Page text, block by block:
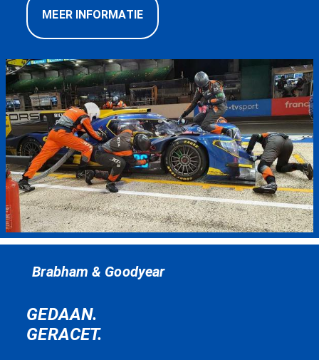
MEER INFORMATIE
Brabham & Goodyear
GEDAAN.
GERACET.